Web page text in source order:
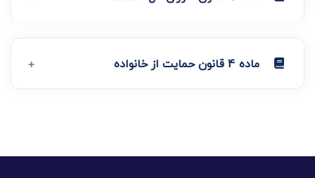
ماده 4 قانون حمایت از خانواده